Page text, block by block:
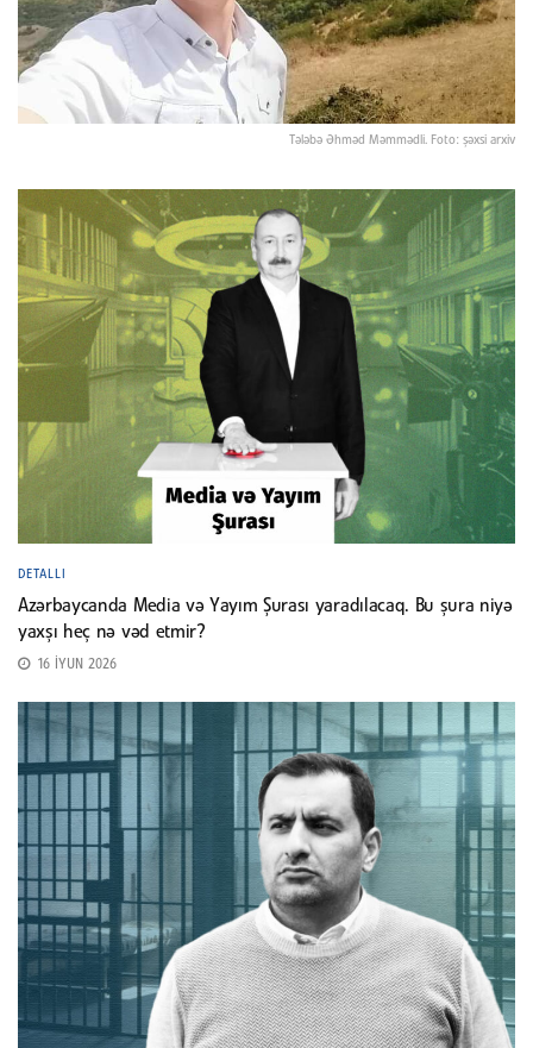
Tələbə Əhməd Məmmədli. Foto: şəxsi arxiv
DETALLI
Azərbaycanda Media və Yayım Şurası yaradılacaq. Bu şura niyə
yaxşı heç nə vəd etmir?
16 İYUN 2026